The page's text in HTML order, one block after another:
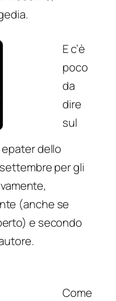
E c’è
poco
da
dire
sul
epaterdello
per gli
(anche se
e secondo
Come